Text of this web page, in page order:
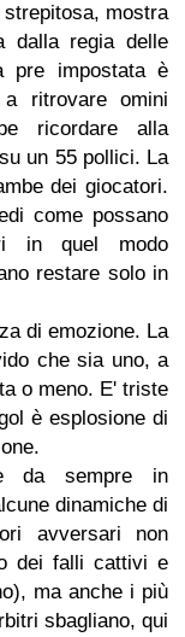
mostra
dalla regia delle
pre impostata è
ritrovare omini
ricordare alla
un 55 pollici. La
dei giocatori.
come possano
in quel modo
restare solo in
di emozione. La
che sia uno, a
o meno. E' triste
è esplosione di
da sempre in
dinamiche di
avversari non
dei falli cattivi e
ma anche i più
sbagliano, qui